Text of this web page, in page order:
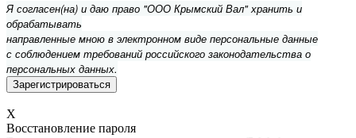
Я согласен(на) и даю право "ООО Крымский Вал" хранить и
обрабатывать
направленные мною в электронном виде персональные данные
с соблюдением требований российского законодательства о
персональных данных.
X
Восстановление пароля